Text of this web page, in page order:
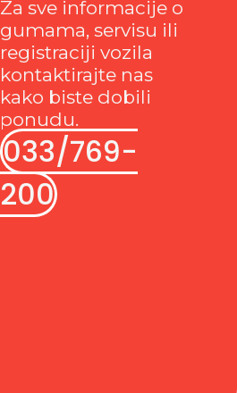
Za sve informacije o
gumama, servisu ili
registraciji vozila
kontaktirajte nas
kako biste dobili
ponudu.
033/769-
200